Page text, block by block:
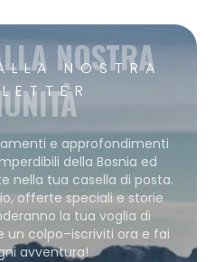
NOSTRA
NOSTRA
e approfondimenti
della Bosnia ed
nella tua casella di posta.
offerte speciali e storie
la tua voglia di
un colpo–iscriviti ora e fai
avventura!